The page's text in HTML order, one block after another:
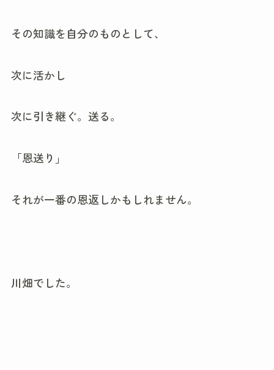
その知識を自分のものとして、
次に活かし
次に引き継ぐ。送る。
「恩送り」
それが一番の恩返しかもしれません。
川畑でした。